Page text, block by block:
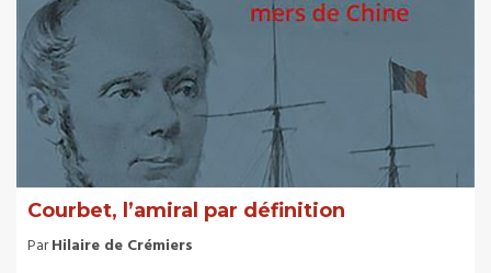
Courbet, l’amiral par définition
ParHilaire de Crémiers